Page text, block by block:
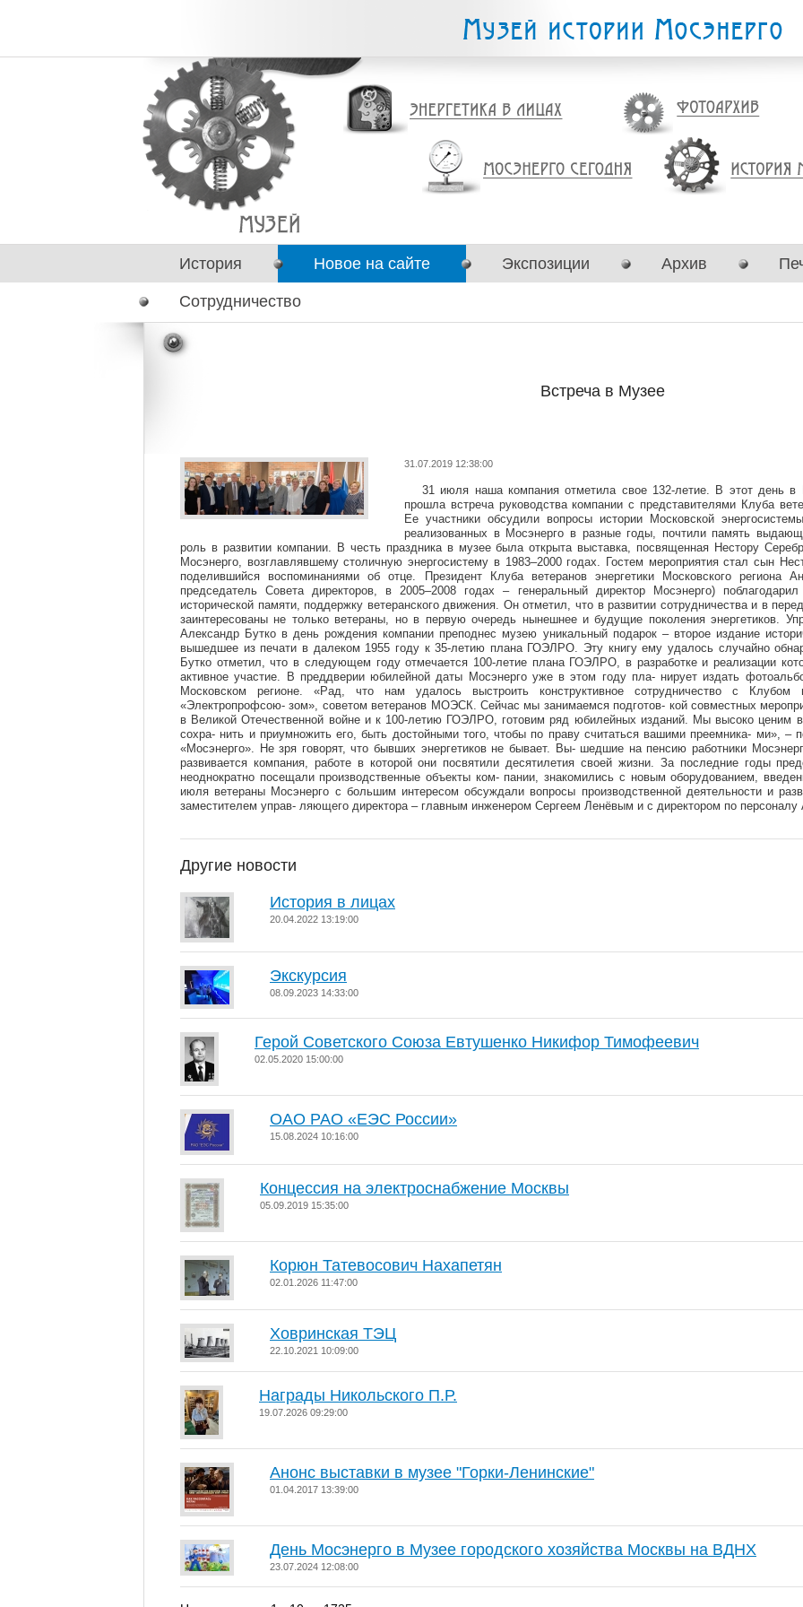
История Новое на сайте Экспозиции Архив
Сотрудничество
Встреча в Музее
31.07.2019 12:38:00
31 июля наша компания отметила свое 132-летие. В этот день в
прошла встреча руководства компании с представителями Клуба
Ее участники обсудили вопросы истории Московской
реализованных в Мосэнерго в разные годы, почтили память
роль в развитии компании. В честь праздника в музее была открыта выставка, посвященная Нестору
Мосэнерго, возглавлявшему столичную энергосистему в 1983–2000 годах. Гостем мероприятия стал сын
поделившийся воспоминаниями об отце. Президент Клуба ветеранов энергетики Московского региона
председатель Совета директоров, в 2005–2008 годах – генеральный директор Мосэнерго)
исторической памяти, поддержку ветеранского движения. Он отметил, что в развитии сотрудничества и в
заинтересованы не только ветераны, но в первую очередь нынешнее и будущие поколения энергетиков.
Александр Бутко в день рождения компании преподнес музею уникальный подарок – второе издание
вышедшее из печати в далеком 1955 году к 35-летию плана ГОЭЛРО. Эту книгу ему удалось случайно
Бутко отметил, что в следующем году отмечается 100-летие плана ГОЭЛРО, в разработке и реализации
активное участие. В преддверии юбилейной даты Мосэнерго уже в этом году пла- нирует издать
Московском регионе. «Рад, что нам удалось выстроить конструктивное сотрудничество с Клубом
«Электропрофсою- зом», советом ветеранов МОЭСК. Сейчас мы занимаемся подготов- кой совместных
в Великой Отечественной войне и к 100-летию ГОЭЛРО, готовим ряд юбилейных изданий. Мы высоко ценим
сохра- нить и приумножить его, быть достойными того, чтобы по праву считаться вашими преемника- ми»,
«Мосэнерго». Не зря говорят, что бывших энергетиков не бывает. Вы- шедшие на пенсию работники
развивается компания, работе в которой они посвятили десятилетия своей жизни. За последние годы
неоднократно посещали производственные объекты ком- пании, знакомились с новым оборудованием,
июля ветераны Мосэнерго с большим интересом обсуждали вопросы производственной деятельности и
заместителем управ- ляющего директора – главным инженером Сергеем Ленёвым и с директором по
Другие новости
История в лицах
20.04.2022 13:19:00
Экскурсия
08.09.2023 14:33:00
Герой Советского Союза Евтушенко Никифор Тимофеевич
02.05.2020 15:00:00
ОАО РАО «ЕЭС России»
15.08.2024 10:16:00
Концессия на электроснабжение Москвы
05.09.2019 15:35:00
Корюн Татевосович Нахапетян
02.01.2026 11:47:00
Ховринская ТЭЦ
22.10.2021 10:09:00
Награды Никольского П.Р.
19.07.2026 09:29:00
Анонс выставки в музее "Горки-Ленинские"
01.04.2017 13:39:00
День Мосэнерго в Музее городского хозяйства Москвы на ВДНХ
23.07.2024 12:08:00